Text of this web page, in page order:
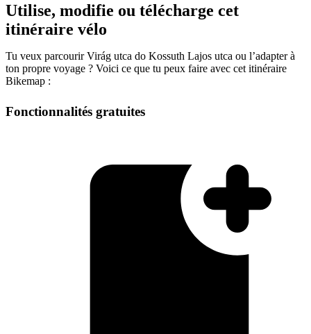
Utilise, modifie ou télécharge cet
itinéraire vélo
Tu veux parcourir Virág utca do Kossuth Lajos utca ou l’adapter à
ton propre voyage ? Voici ce que tu peux faire avec cet itinéraire
Bikemap :
Fonctionnalités gratuites